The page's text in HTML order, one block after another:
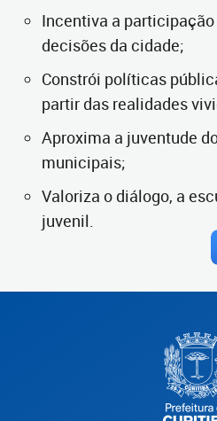
Incentiva a
decisões da cidade;
Constrói políticas
partir das realidades
Aproxima a juventude
municipais;
Valoriza o diálogo, a
juvenil.